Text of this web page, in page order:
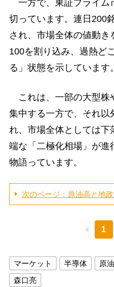
一方で、東証プライム
切っています。連日200
され、市場全体の値動
100を割り込み、過熱ど
る」状態を示しています。
これは、一部の大型株
集中する一方で、それ以
れ、市場全体としては下
端な「二極化相場」が進
物語っています。
次のページ：原油高と地
1
マーケット 半導体 原
森口亮